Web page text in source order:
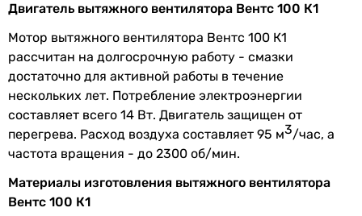
температура
перемещаемого
воздуха
Максимальная
температура
перемещаемого
воздуха
40 °C
Количество
скоростей
1 шт
Двигатель вытяжного вентилятора Вентс 100 К1
Мотор вытяжного вентилятора Вентс 100 К1
рассчитан на долгосрочную работу - смазки
достаточно для активной работы в течение
нескольких лет. Потребление электроэнергии
составляет всего 14 Вт. Двигатель защищен от
перегрева. Расход воздуха составляет 95 м3/час, а
частота вращения - до 2300 об/мин.
Материалы изготовления вытяжного вентилятора
Вентс 100 К1